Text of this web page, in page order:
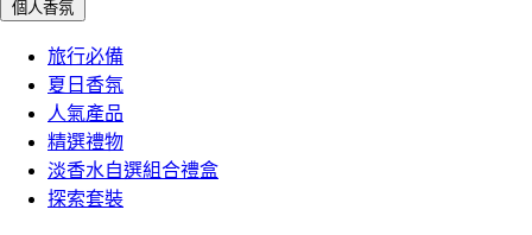
個人香氛
旅行必備
夏日香氛
人氣產品
精選禮物
淡香水自選組合禮盒
探索套裝